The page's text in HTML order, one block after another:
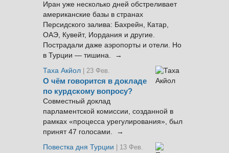
Иран уже несколько дней обстреливает
американские базы в странах
Персидского залива: Бахрейн, Катар,
ОАЭ, Кувейт, Иордания и другие.
Пострадали даже аэропорты и отели. Но
в Турции — тишина. →
Таха Акйол | 23 Фев.
О чём говорится в докладе
по курдскому вопросу?
Совместный доклад
парламентской комиссии, созданной в
рамках «процесса урегулирования», был
принят 47 голосами. →
Повестка дня Турции
| 13 Фев.